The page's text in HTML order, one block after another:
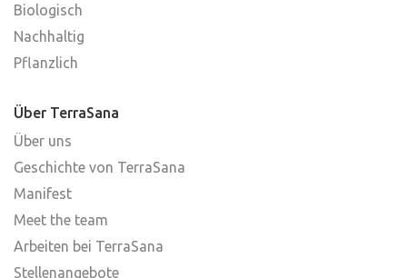
Biologisch
Nachhaltig
Pflanzlich
Über TerraSana
Über uns
Geschichte von TerraSana
Manifest
Meet the team
Arbeiten bei TerraSana
Stellenangebote